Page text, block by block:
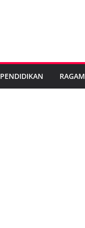
PENDIDIKAN RAGAM